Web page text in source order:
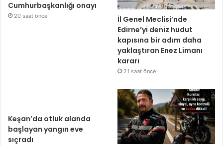
Cumhurbaşkanlığı onayı
20 saat önce
İl Genel Meclisi’nde
Edirne’yi deniz hudut
kapısına bir adım daha
yaklaştıran Enez Limanı
kararı
21 saat önce
Keşan’da otluk alanda
başlayan yangın eve
sıçradı